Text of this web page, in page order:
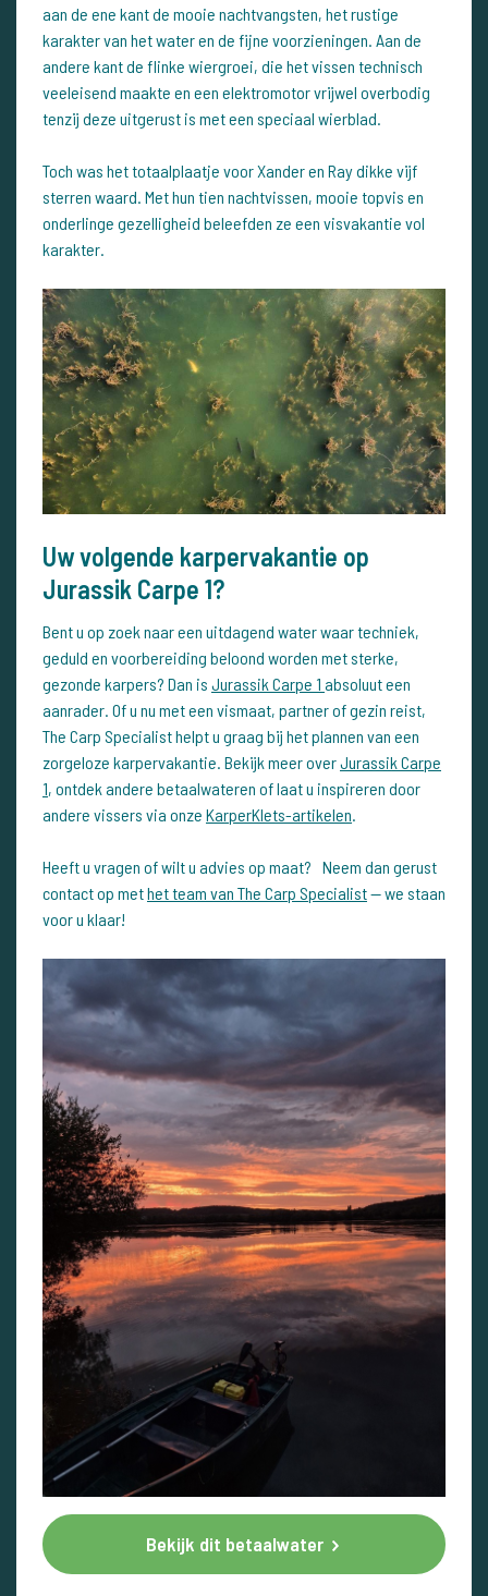
aan de ene kant de mooie nachtvangsten, het rustige
karakter van het water en de fijne voorzieningen. Aan de
andere kant de flinke wiergroei, die het vissen technisch
veeleisend maakte en een elektromotor vrijwel overbodig
tenzij deze uitgerust is met een speciaal wierblad.
Toch was het totaalplaatje voor Xander en Ray dikke vijf
sterren waard. Met hun tien nachtvissen, mooie topvis en
onderlinge gezelligheid beleefden ze een visvakantie vol
karakter.
Uw volgende karpervakantie op
Jurassik Carpe 1?
Bent u op zoek naar een uitdagend water waar techniek,
geduld en voorbereiding beloond worden met sterke,
gezonde karpers? Dan is Jurassik Carpe 1 absoluut een
aanrader. Of u nu met een vismaat, partner of gezin reist,
The Carp Specialist helpt u graag bij het plannen van een
zorgeloze karpervakantie. Bekijk meer overJurassik Carpe
1, ontdek andere betaalwateren of laat u inspireren door
andere vissers via onze KarperKlets-artikelen.
Heeft u vragen of wilt u advies op maat? Neem dan gerust
contact op methet team van The Carp Specialist— we staan
voor u klaar!
Bekijk dit betaalwater